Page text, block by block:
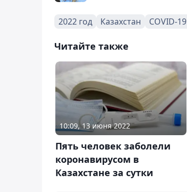
2022 год Казахстан COVID-19
Читайте также
10:09, 13 июня 2022
Пять человек заболели
коронавирусом в
Казахстане за сутки